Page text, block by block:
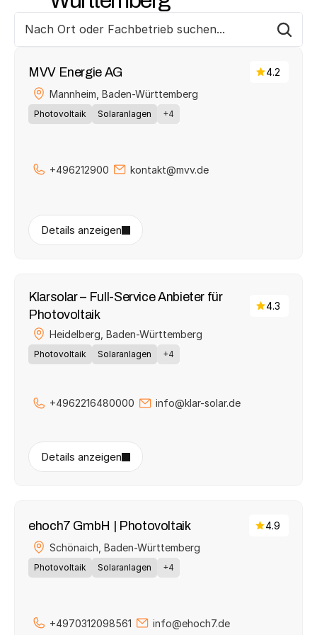
Nach Ort oder Fachbetrieb suchen...
MVV Energie AG
4.2
Mannheim, Baden-Württemberg
Photovoltaik Solaranlagen +4
+496212900 kontakt@mvv.de
Details anzeigen
Klarsolar – Full-Service Anbieter für
Photovoltaik
4.3
Heidelberg, Baden-Württemberg
Photovoltaik Solaranlagen +4
+4962216480000 info@klar-solar.de
Details anzeigen
ehoch7 GmbH | Photovoltaik
4.9
Schönaich, Baden-Württemberg
Photovoltaik Solaranlagen +4
+4970312098561 info@ehoch7.de